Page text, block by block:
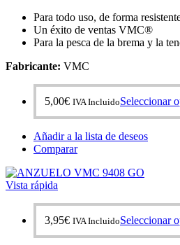
Para todo uso, de forma
Un éxito de ventas VMC®
Para la pesca de la brema y la
Fabricante: VMC
5,00€ IVA IncluidoSeleccionar
Añadir a la lista de deseos
Comparar
Vista rápida
3,95€ IVA IncluidoSeleccionar